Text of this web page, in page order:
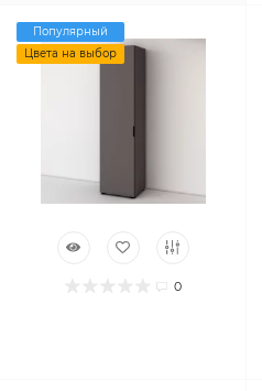
Популярный
Цвета на выбор
0